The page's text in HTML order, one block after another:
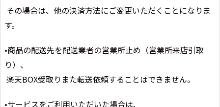
その場合は、他の決済方法にご変更いただくことになりま
す。
•商品の配送先を配送業者の営業所止め（営業所来店引取
り）、
楽天BOX受取りまた転送依頼することはできません。
•サービスをご利用いただいた場合は、